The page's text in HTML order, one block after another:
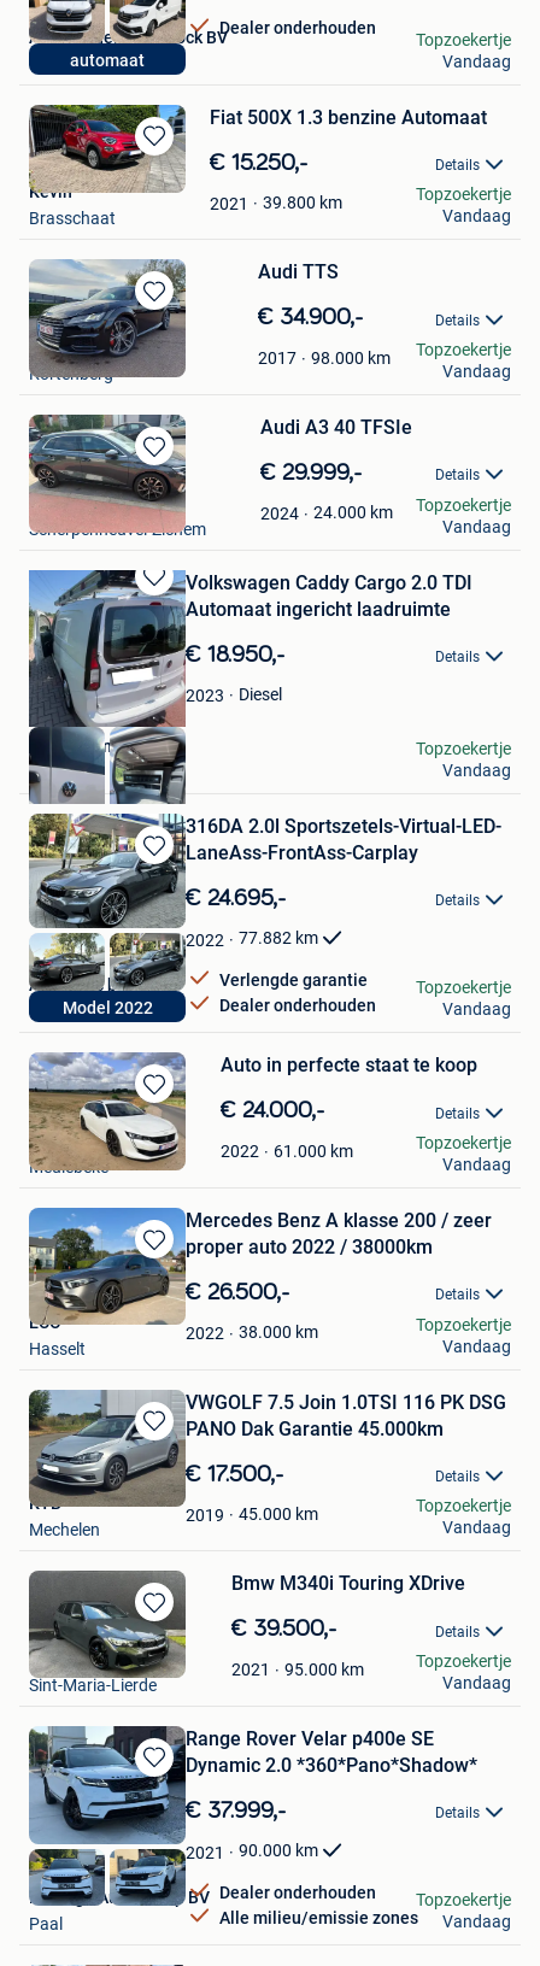
automaat
Dealer onderhouden
Autohandel Wim Brock BV
Kortemark
Topzoekertje
Vandaag
Bewaren
in
Fiat 500X 1.3 benzine Automaat
€ 15.250,- Details
2021 39.800 km
Kevin
Brasschaat
Topzoekertje
Vandaag
Bewaren
in
Mijn
Favorieten
Audi TTS
€ 34.900,- Details
2017 98.000 km
Nicolas
Kortenberg
Topzoekertje
Vandaag
Bewaren
in
Mijn
Favorieten
Audi A3 40 TFSIe
€ 29.999,- Details
2024 24.000 km
Tibo Dierickx
Scherpenheuvel-Zichem
Topzoekertje
Vandaag
Bewaren
Mijn
Favorieten
Volkswagen Caddy Cargo 2.0 TDI
Automaat ingericht laadruimte
€ 18.950,- Details
2023 Diesel
Altair Orano
Meerle
Topzoekertje
Vandaag
Bewaren
in
Mijn
Favorieten
Model 2022
316DA 2.0l Sportszetels-Virtual-LED-
LaneAss-FrontAss-Carplay
€ 24.695,- Details
2022 77.882 km
Verlengde garantie
Dealer onderhouden
AMR Cars bv
Mechelen
Topzoekertje
Vandaag
Bewaren
in
Mijn
Favorieten
Auto in perfecte staat te koop
€ 24.000,- Details
2022 61.000 km
Jeffrey 1984
Meulebeke
Topzoekertje
Vandaag
Bewaren
in
Mijn
Favorieten
Mercedes Benz A klasse 200 / zeer
proper auto 2022 / 38000km
€ 26.500,- Details
2022 38.000 km
ECO
Hasselt
Topzoekertje
Vandaag
Bewaren
in
Mijn
Favorieten
VWGOLF 7.5 Join 1.0TSI 116 PK DSG
PANO Dak Garantie 45.000km
€ 17.500,- Details
2019 45.000 km
KTB
Mechelen
Topzoekertje
Vandaag
Bewaren
in
Mijn
Favorieten
Bmw M340i Touring XDrive
€ 39.500,- Details
2021 95.000 km
Pieter
Sint-Maria-Lierde
Topzoekertje
Vandaag
Bewaren
in
Mijn
Favorieten
Range Rover Velar p400e SE
Dynamic 2.0 *360*Pano*Shadow*
€ 37.999,- Details
2021 90.000 km
Dealer onderhouden
Alle milieu/emissie zones
Prestige Auto Group BV
Paal
Topzoekertje
Vandaag